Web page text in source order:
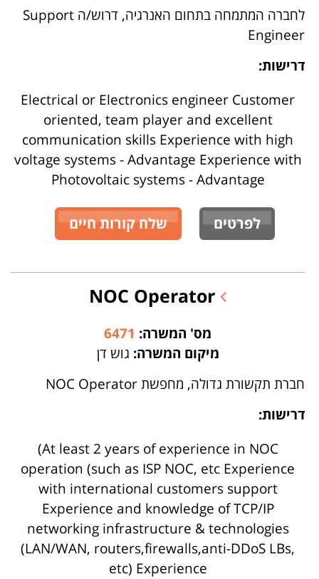
לחברה המתמחה בתחום האנרגיה, דרוש/ה Support
Engineer
דרישות:
Electrical or Electronics engineer Customer
oriented, team player and excellent
communication skills Experience with high
voltage systems - Advantage Experience with
Photovoltaic systems - Advantage
לפרטים שלח קורות חיים
מס' המשרה: 6471
מיקום המשרה: גוש דן
חברת תקשורת גדולה, מחפשת NOC Operator
דרישות:
(At least 2 years of experience in NOC
operation (such as ISP NOC, etc Experience
with international customers support
Experience and knowledge of TCP/IP
networking infrastructure & technologies
(LAN/WAN, routers,firewalls,anti-DDoS LBs,
etc) Experience